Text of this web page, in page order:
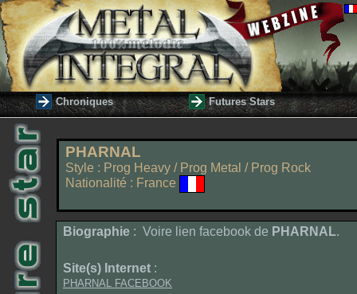
Chroniques Futures Stars
PHARNAL
Style : Prog Heavy / Prog Metal / Prog Rock
Nationalité : France
Biographie : Voire lien facebook de PHARNAL.
Site(s) Internet :
PHARNAL FACEBOOK